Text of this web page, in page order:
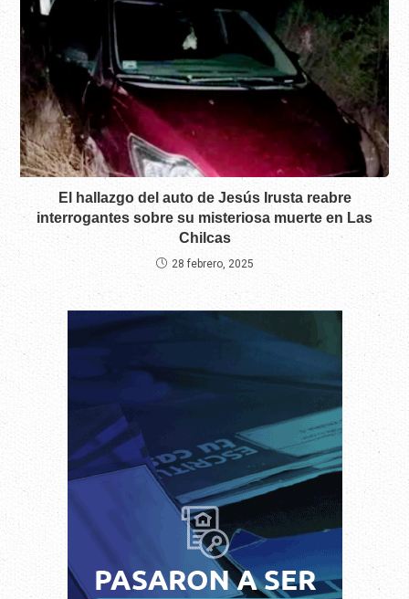
El hallazgo del auto de Jesús Irusta reabre
interrogantes sobre su misteriosa muerte en Las
Chilcas
28 febrero, 2025